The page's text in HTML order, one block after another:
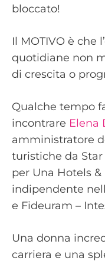
bloccato!
Il MOTIVO è che
quotidiane non
di crescita o
Qualche tempo
incontrare Elena
amministratore
turistiche da
per Una Hotels
indipendente
e Fideuram –
Una donna
carriera e una